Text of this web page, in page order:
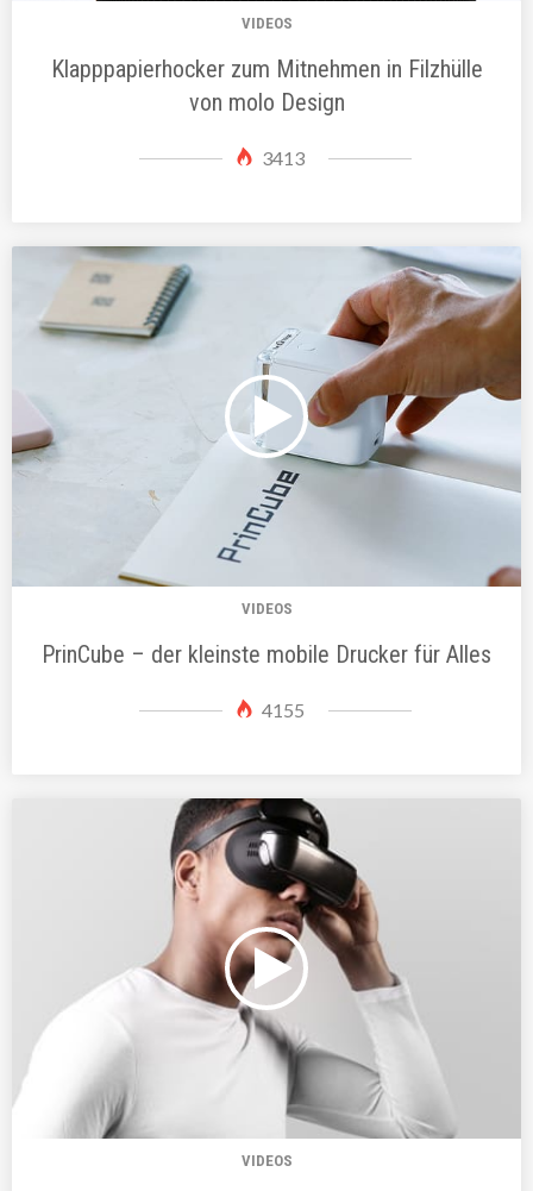
VIDEOS
Klapppapierhocker zum Mitnehmen in Filzhülle
von molo Design
3413
VIDEOS
PrinCube – der kleinste mobile Drucker für Alles
4155
VIDEOS